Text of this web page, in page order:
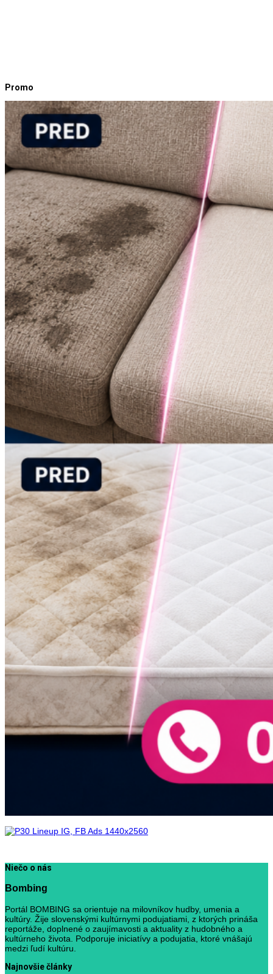
Promo
Niečo o nás
Bombing
Portál BOMBING sa orientuje na milovníkov hudby, umenia a
kultúry. Žije slovenskými kultúrnymi podujatiami, z ktorých prináša
reportáže, doplnené o zaujímavosti a aktuality z hudobného a
kultúrneho života. Podporuje iniciatívy a podujatia, ktoré vnášajú
medzi ľudí kultúru.
Najnovšie články